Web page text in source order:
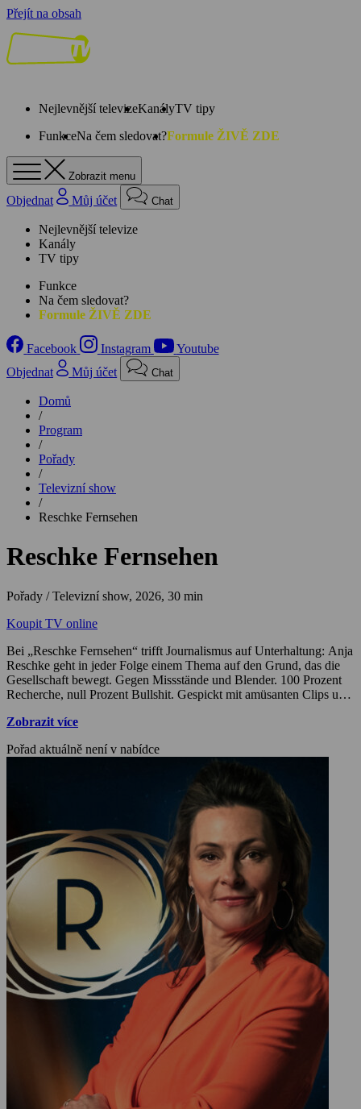
Přejít na obsah
Nejlevnější televizeKanályTV tipy
FunkceNa čem sledovat?Formule ŽIVĚ ZDE
Zobrazit menu
Objednat Můj účet Chat
Nejlevnější televize
Kanály
TV tipy
Funkce
Na čem sledovat?
Formule ŽIVĚ ZDE
Facebook Instagram
Youtube
Objednat
Můj účet Chat
Domů
/
Program
/
Pořady
/
Televizní show
/
Reschke Fernsehen
Reschke Fernsehen
Pořady / Televizní show, 2026, 30 min
Koupit TV online
Bei „Reschke Fernsehen“ trifft Journalismus auf Unterhaltung: Anja
Reschke geht in jeder Folge einem Thema auf den Grund, das die
Gesellschaft bewegt. Gegen Missstände und Blender. 100 Prozent
Recherche, null Prozent Bullshit. Gespickt mit amüsanten Clips und
im Verborgenen bleiben.
Zobrazit více
Pořad aktuálně není v nabídce